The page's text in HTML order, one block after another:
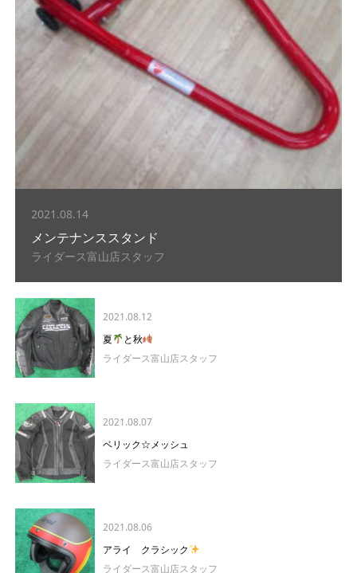
2021.08.14
メンテナンススタンド
ライダース富山店スタッフ
2021.08.12
夏
と秋
ライダース富山店スタッフ
2021.08.07
ベリック☆メッシュ
ライダース富山店スタッフ
2021.08.06
アライ クラシック
ライダース富山店スタッフ